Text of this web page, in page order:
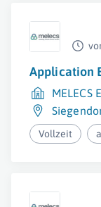
Application
MELECS
Vollzeit